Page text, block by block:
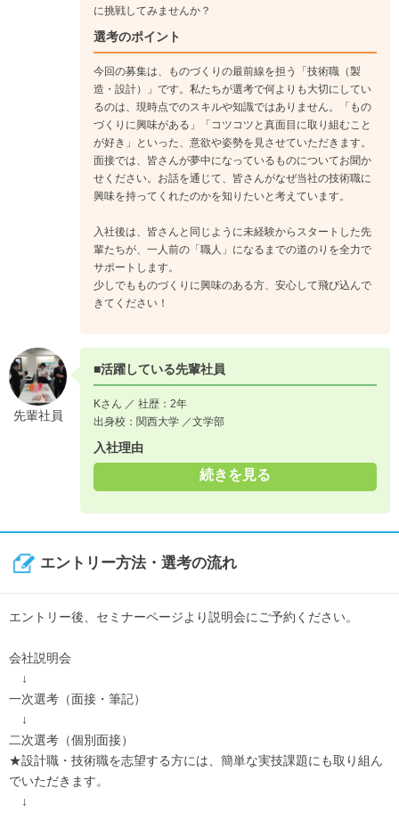
スタート。デスクが近いので、分からないことはすぐに質問で
きる環境です。
《入社2年目》
徐々にひとりで案件を担当するようになります。お客様のご要
望をヒアリングし、自分のアイデアを頼りに図面を描き上げて
いきます。自分の設計が、工場の機械を動かし、製品になって
いく面白さを実感できる時期です。
《入社5年目》
ます。建築で例えるなら、「設計士」から「建築デザイナー」
へ。よりクリエイティブで、付加価値の高い仕事に関わりま
に挑戦してみませんか？
選考のポイント
今回の募集は、ものづくりの最前線を担う「技術職（製
造・設計）」です。私たちが選考で何よりも大切にしてい
るのは、現時点でのスキルや知識ではありません。「もの
づくりに興味がある」「コツコツと真面目に取り組むこと
が好き」といった、意欲や姿勢を見させていただきます。
面接では、皆さんが夢中になっているものについてお聞か
せください。お話を通じて、皆さんがなぜ当社の技術職に
興味を持ってくれたのかを知りたいと考えています。
入社後は、皆さんと同じように未経験からスタートした先
輩たちが、一人前の「職人」になるまでの道のりを全力で
サポートします。
少しでもものづくりに興味のある方、安心して飛び込んで
きてください！
先輩社員
■活躍している先輩社員
Kさん ／ 社歴：2年
出身校：関西大学 ／文学部
入社理由
続きを見る
エントリー方法・選考の流れ
エントリー後、セミナーページより説明会にご予約ください。
会社説明会
↓
一次選考（面接・筆記）
↓
二次選考（個別面接）
★設計職・技術職を志望する方には、簡単な実技課題にも取り組ん
でいただきます。
↓